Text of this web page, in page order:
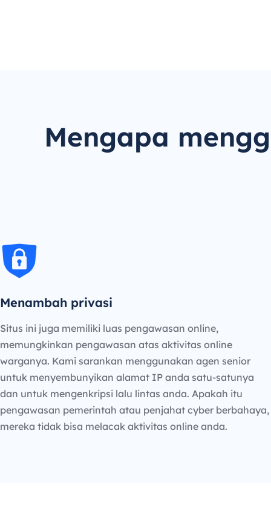
Mengapa
Menambah privasi
Situs ini juga memiliki luas pengawasan online,
memungkinkan pengawasan atas aktivitas online
warganya. Kami sarankan menggunakan agen senior
untuk menyembunyikan alamat IP anda satu-satunya
dan untuk mengenkripsi lalu lintas anda. Apakah itu
pengawasan pemerintah atau penjahat cyber berbahaya,
mereka tidak bisa melacak aktivitas online anda.